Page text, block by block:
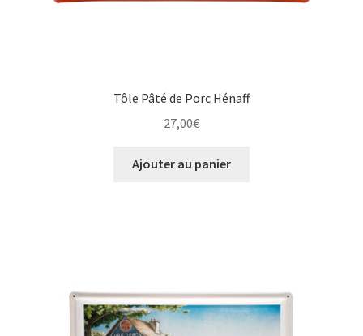
Tôle Pâté de Porc Hénaff
27,00€
Ajouter au panier